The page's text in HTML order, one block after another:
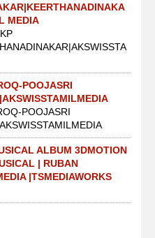
MEDIA
POOJASRI
POOJASRI
ALBUM 3DMOTION
| RUBAN
|TSMEDIAWORKS